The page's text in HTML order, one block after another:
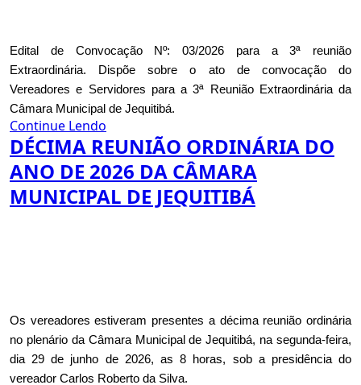
Edital de Convocação Nº: 03/2026 para a 3ª reunião
Extraordinária. Dispõe sobre o ato de convocação do
Vereadores e Servidores para a 3ª Reunião Extraordinária da
Câmara Municipal de Jequitibá.
Continue Lendo
DÉCIMA REUNIÃO ORDINÁRIA DO
ANO DE 2026 DA CÂMARA
MUNICIPAL DE JEQUITIBÁ
Os vereadores estiveram presentes a décima reunião ordinária
no plenário da Câmara Municipal de Jequitibá, na segunda-feira,
dia 29 de junho de 2026, as 8 horas, sob a presidência do
vereador Carlos Roberto da Silva.